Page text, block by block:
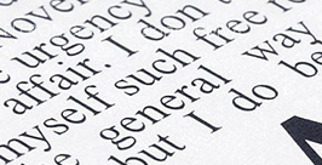
ELERON Sottostazione 16MVA